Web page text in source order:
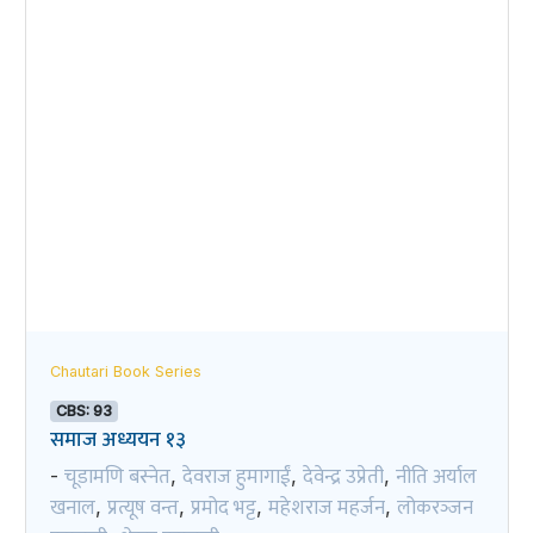
Chautari Book Series
CBS: 93
समाज अध्ययन १३
- चूडामणि बस्नेत, देवराज हुमागाईं, देवेन्द्र उप्रेती, नीति अर्याल
खनाल, प्रत्यूष वन्त, प्रमोद भट्ट, महेशराज महर्जन, लोकरञ्‍जन